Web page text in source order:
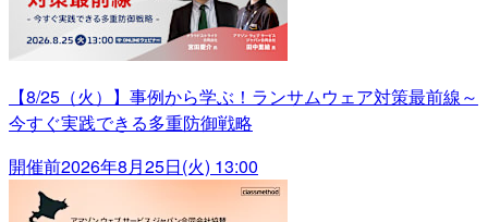
【8/25（火）】事例から学ぶ！ランサムウェア対策最前線～
今すぐ実践できる多重防御戦略
開催前2026年8月25日(火) 13:00